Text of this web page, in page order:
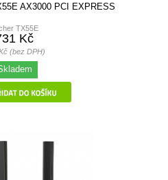
AX3000 PCI EXPRESS
TX55E
Kč
(bez DPH)